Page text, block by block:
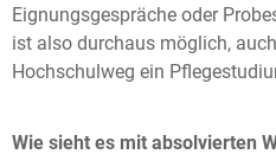
Eignungsgespräche oder
ist also durchaus möglich,
Hochschulweg ein
Wie sieht es mit absolvierten